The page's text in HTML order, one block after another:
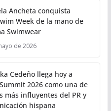
Ancheta conquista
Week de la mano de
Swimwear
de 2026
Cedeño llega hoy a
2026 como una de
más influyentes del PR y
hispana